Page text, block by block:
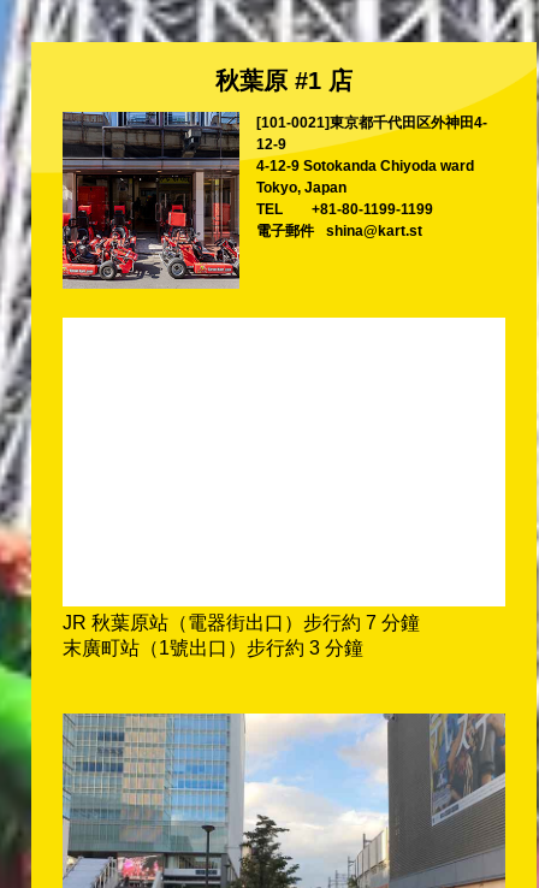
秋葉原 #1 店
[101-0021]東京都千代田区外神田4-
12-9
4-12-9 Sotokanda Chiyoda ward
Tokyo, Japan
TEL
+81-80-1199-1199
電子郵件
shina@kart.st
JR 秋葉原站（電器街出口）步行約 7 分鐘
末廣町站（1號出口）步行約 3 分鐘